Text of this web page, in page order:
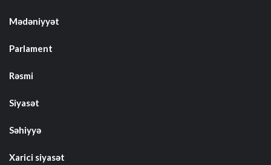
Mədəniyyət
Parlament
Rəsmi
Siyasət
Səhiyyə
Xarici siyasət